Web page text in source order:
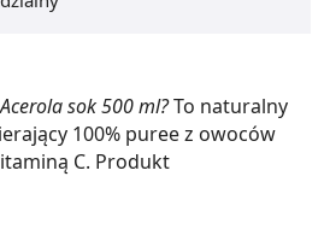
sok 500 ml?To naturalny
100% puree z owoców
C. Produkt